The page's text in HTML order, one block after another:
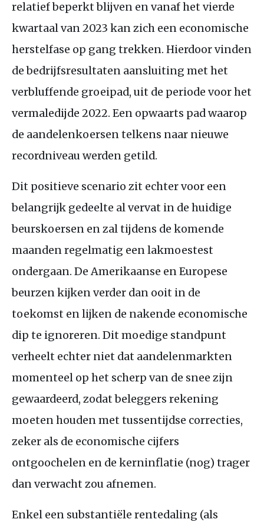
relatief beperkt blijven en vanaf het vierde
kwartaal van 2023 kan zich een economische
herstelfase op gang trekken. Hierdoor vinden
de bedrijfsresultaten aansluiting met het
verbluffende groeipad, uit de periode voor het
vermaledijde 2022. Een opwaarts pad waarop
de aandelenkoersen telkens naar nieuwe
recordniveau werden getild.
Dit positieve scenario zit echter voor een
belangrijk gedeelte al vervat in de huidige
beurskoersen en zal tijdens de komende
maanden regelmatig een lakmoestest
ondergaan. De Amerikaanse en Europese
beurzen kijken verder dan ooit in de
toekomst en lijken de nakende economische
dip te ignoreren. Dit moedige standpunt
verheelt echter niet dat aandelenmarkten
momenteel op het scherp van de snee zijn
gewaardeerd, zodat beleggers rekening
moeten houden met tussentijdse correcties,
zeker als de economische cijfers
ontgoochelen en de kerninflatie (nog) trager
dan verwacht zou afnemen.
Enkel een substantiële rentedaling (als